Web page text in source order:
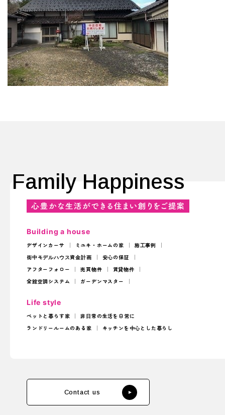
Family Happiness
Building a house
デザインカーサ ミユキ・ホームの家
施工事例
街中モデルハウス資金計画
安心の保証
アフターフォロー
売買物件
賃貸物件
全館空調システム
ガーデンマスター
Life style
ペットと暮らす家
非日常の生活を日常に
ランドリールームのある家
キッチンを中心とした暮らし
Contact us